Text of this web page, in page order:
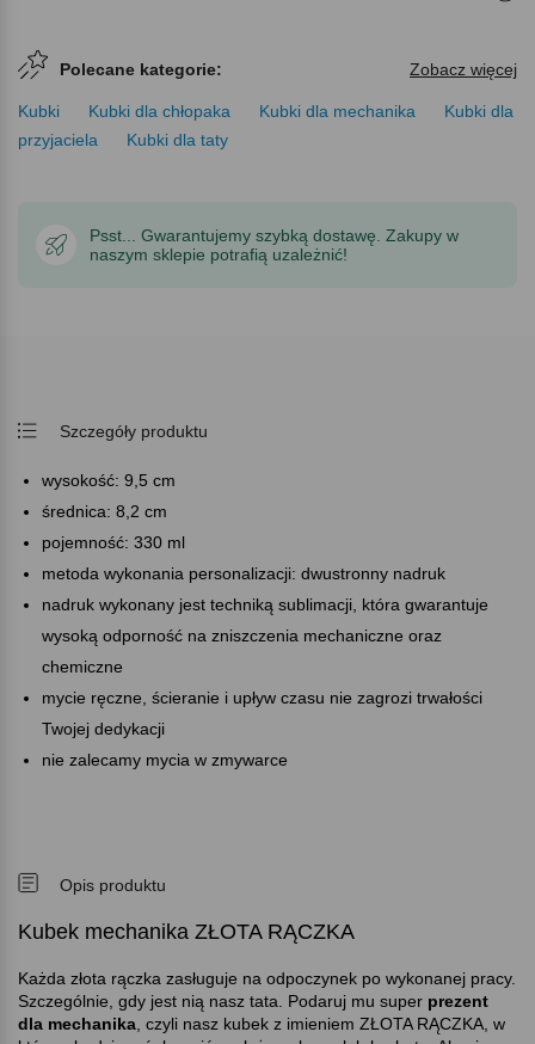
Polecane kategorie: Zobacz więcej
Kubki Kubki dla chłopaka Kubki dla mechanika
Kubki dla
przyjaciela
Kubki dla taty
Psst... Gwarantujemy szybką dostawę. Zakupy w
naszym sklepie potrafią uzależnić!
Szczegóły produktu
wysokość: 9,5 cm
średnica: 8,2 cm
pojemność: 330 ml
metoda wykonania personalizacji: dwustronny nadruk
nadruk wykonany jest techniką sublimacji, która gwarantuje
wysoką odporność na zniszczenia mechaniczne oraz
chemiczne
mycie ręczne, ścieranie i upływ czasu nie zagrozi trwałości
Twojej dedykacji
nie zalecamy mycia w zmywarce
Opis produktu
Kubek mechanika ZŁOTA RĄCZKA
Każda złota rączka zasługuje na odpoczynek po wykonanej pracy.
Szczególnie, gdy jest nią nasz tata. Podaruj mu super prezent
dla mechanika , czyli nasz kubek z imieniem ZŁOTA RĄCZKA, w